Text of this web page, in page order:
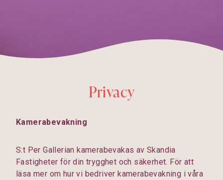
Privacy
Kamerabevakning
S:t Per Gallerian kamerabevakas av Skandia
Fastigheter för din trygghet och säkerhet. För att
läsa mer om hur vi bedriver kamerabevakning i våra